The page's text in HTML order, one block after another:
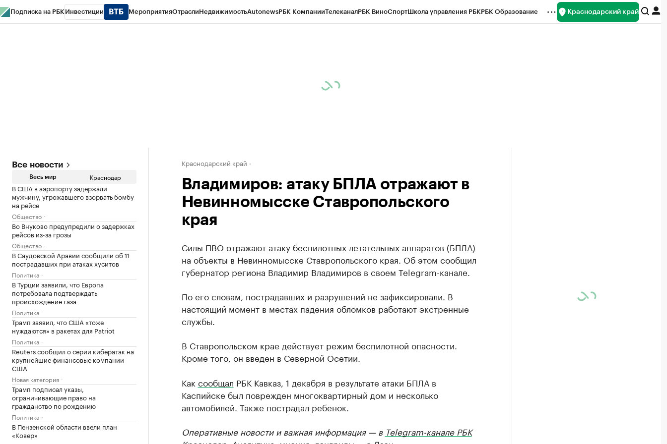
Подписка на РБК Инвестиции МероприятияОтраслиНедвижимостьAutonewsРБК КомпанииТелеканалРБК ВиноСпортШкола управления РБКРБК Образование Краснодарский край
Все новости
Весь мир Краснодар
В США в аэропорту задержали
мужчину, угрожавшего взорвать бомбу
на рейсе
Общество
Во Внуково предупредили о задержках
рейсов из-за грозы
Общество
В Саудовской Аравии сообщили об 11
пострадавших при атаках хуситов
Политика
В Турции заявили, что Европа
потребовала подтверждать
происхождение газа
Политика
Трамп заявил, что США «тоже
нуждаются» в ракетах для Patriot
Политика
Reuters сообщил о серии кибератак на
крупнейшие финансовые компании
США
Новая категория
Трамп подписал указы,
ограничивающие право на
гражданство по рождению
Политика
В Пензенской области ввели план
«Ковер»
Краснодарский край
Владимиров: атаку БПЛА отражают в
Невинномысске Ставропольского
края
Силы ПВО отражают атаку беспилотных летательных аппаратов (БПЛА)
на объекты в Невинномысске Ставропольского края. Об этом сообщил
губернатор региона Владимир Владимиров в своем Telegram-канале.
По его словам, пострадавших и разрушений не зафиксировали. В
настоящий момент в местах падения обломков работают экстренные
службы.
В Ставропольском крае действует режим беспилотной опасности.
Кроме того, он введен в Северной Осетии.
Как сообщал РБК Кавказ, 1 декабря в результате атаки БПЛА в
Каспийске был поврежден многоквартирный дом и несколько
автомобилей. Также пострадал ребенок.
Оперативные новости и важная информация — в Telegram-канале РБК